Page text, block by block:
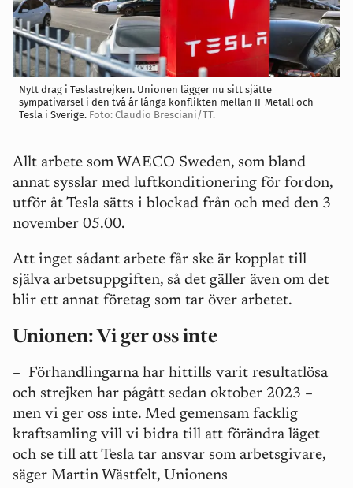
Nytt drag i Teslastrejken. Unionen lägger nu sitt sjätte
sympativarsel i den två år långa konflikten mellan IF Metall och
Tesla i Sverige. Foto: Claudio Bresciani/TT.
Allt arbete som WAECO Sweden, som bland
annat sysslar med luftkonditionering för fordon,
utför åt Tesla sätts i blockad från och med den 3
november 05.00.
Att inget sådant arbete får ske är kopplat till
själva arbetsuppgiften, så det gäller även om det
blir ett annat företag som tar över arbetet.
Unionen: Vi ger oss inte
– Förhandlingarna har hittills varit resultatlösa
och strejken har pågått sedan oktober 2023 –
men vi ger oss inte. Med gemensam facklig
kraftsamling vill vi bidra till att förändra läget
och se till att Tesla tar ansvar som arbetsgivare,
säger Martin Wästfelt, Unionens